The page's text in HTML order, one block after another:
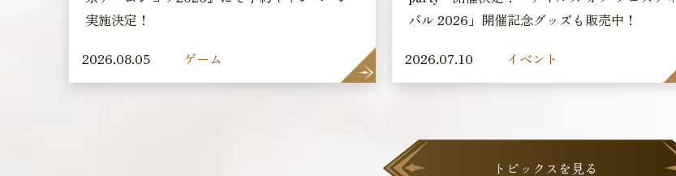
実施決定！
2026.08.05
ゲーム
バル 2026」開催記念グッズも販売中！
2026.07.10
イベント
トピックスを見る